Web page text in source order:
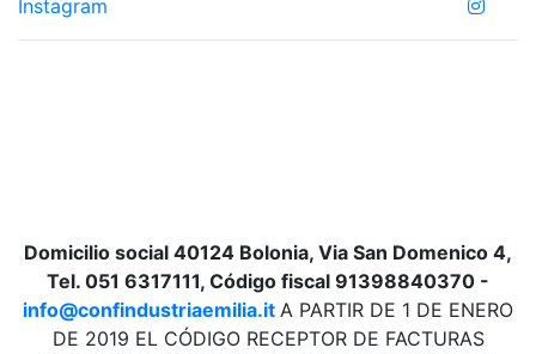
Instagram
Domicilio social 40124 Bolonia, Via San Domenico 4,
Tel. 051 6317111, Código fiscal 91398840370 -
info@confindustriaemilia.it A PARTIR DE 1 DE ENERO
DE 2019 EL CÓDIGO RECEPTOR DE FACTURAS